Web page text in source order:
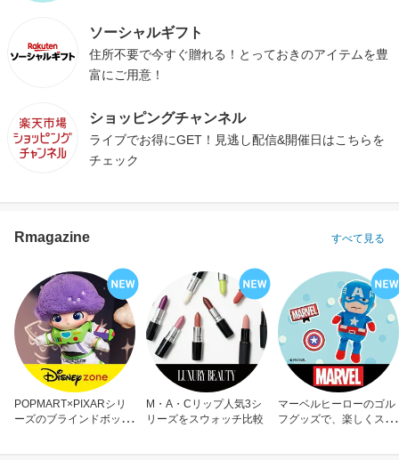
ソーシャルギフト
住所不要で今すぐ贈れる！とっておきのアイテムを豊
富にご用意！
ショッピングチャンネル
ライブでお得にGET！見逃し配信&開催日はこちらを
チェック
Rmagazine すべて見る
POPMART×PIXARシリ
ーズのブラインドボック
M・A・Cリップ人気3シ
リーズをスウォッチ比較
マーベルヒーローのゴル
フグッズで、楽しくスコ